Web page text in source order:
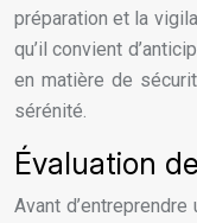
préparation et la
qu’il convient
en matière de
sérénité.
Évaluation
Avant